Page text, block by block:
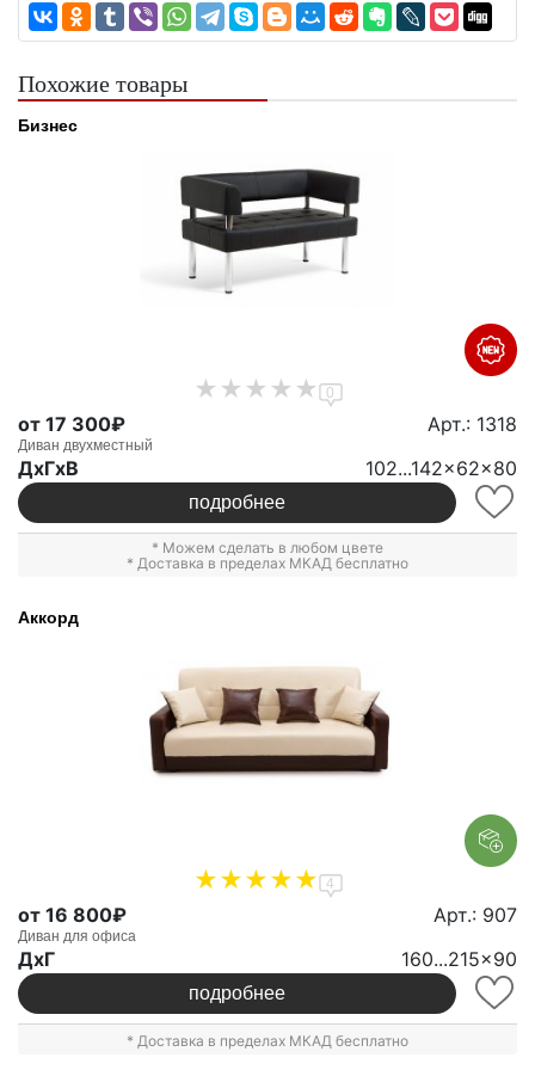
Похожие товары
Бизнес
0
от 17 300₽ Арт.: 1318
Диван двухместный
ДxГxВ 102...142x62x80
подробнее
* Можем сделать в любом цвете
* Доставка в пределах МКАД бесплатно
Аккорд
4
от 16 800₽ Арт.: 907
Диван для офиса
ДxГ 160...215x90
подробнее
* Доставка в пределах МКАД бесплатно